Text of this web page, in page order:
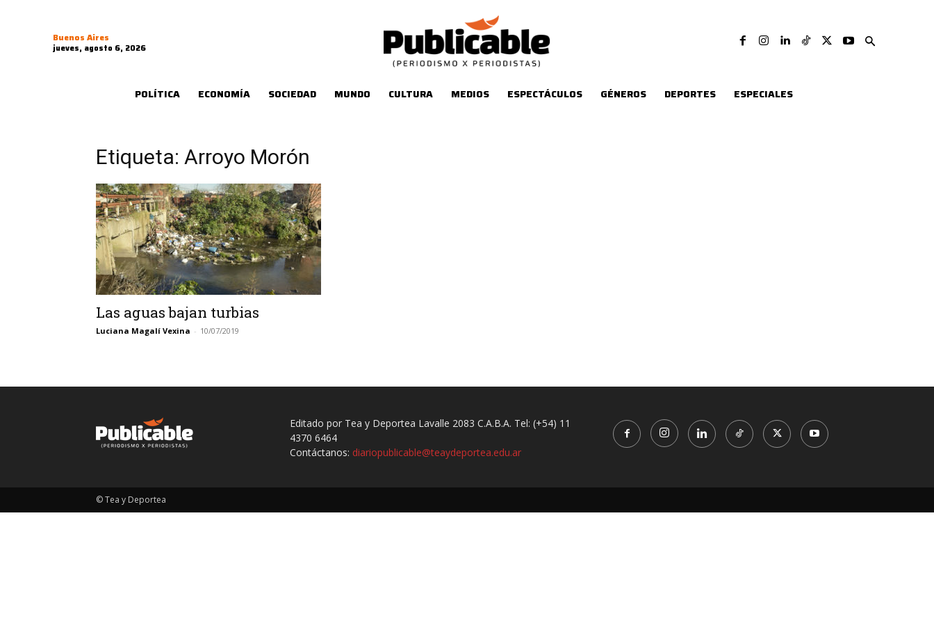
Buenos Aires
jueves, agosto 6, 2026
POLÍTICA ECONOMÍA SOCIEDAD MUNDO CULTURA MEDIOS ESPECTÁCULOS GÉNEROS DEPORTES ESPECIALES
Etiqueta: Arroyo Morón
Las aguas bajan turbias
Luciana Magalí Vexina - 10/07/2019
Editado por Tea y Deportea Lavalle 2083 C.A.B.A. Tel: (+54) 11
4370 6464
Contáctanos: diariopublicable@teaydeportea.edu.ar
© Tea y Deportea